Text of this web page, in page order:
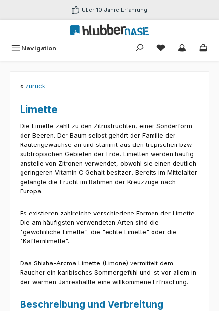
Zum Hauptinhalt springen Über 10 Jahre Erfahrung
Navigation Du hast 0
« zurück
Limette
Die Limette zählt zu den Zitrusfrüchten, einer Sonderform
der Beeren. Der Baum selbst gehört der Familie der
Rautengewächse an und stammt aus den tropischen bzw.
subtropischen Gebieten der Erde. Limetten werden häufig
anstelle von Zitronen verwendet, obwohl sie einen deutlich
geringeren Vitamin C Gehalt besitzen. Bereits im Mittelalter
gelangte die Frucht im Rahmen der Kreuzzüge nach
Europa.
Es existieren zahlreiche verschiedene Formen der Limette.
Die am häufigsten verwendeten Arten sind die
"gewöhnliche Limette", die "echte Limette" oder die
"Kaffernlimette".
Das Shisha-Aroma Limette (Limone) vermittelt dem
Raucher ein karibisches Sommergefühl und ist vor allem in
der warmen Jahreshälfte eine willkommene Erfrischung.
Beschreibung und Verbreitung